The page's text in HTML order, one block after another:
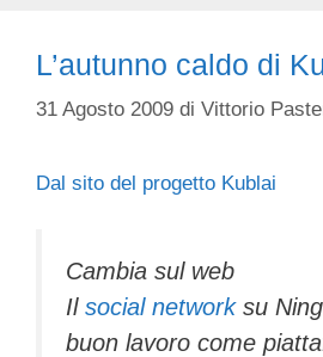
L’autunno caldo di
31 Agosto 2009 di Vittorio
Dal sito del progetto Kublai
Cambia sul web
Il social networksu
buon lavoro come